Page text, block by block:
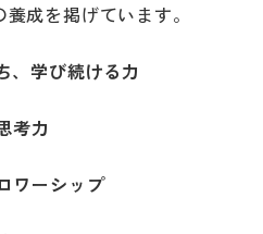
成を掲げています。
、学び続ける力
考力
ワーシップ